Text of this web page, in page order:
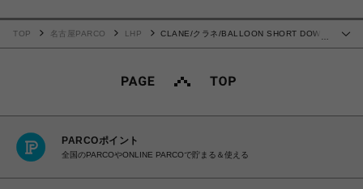
…
TOP 名古屋PARCO LHP
CLANE/クラネ/BALLOON SHORT DOWN
PARCOポイント
全国のPARCOやONLINE PARCOで貯まる＆使える